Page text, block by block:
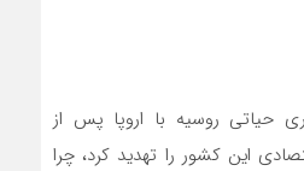
حیاتی روسیه با اروپا پس از
این کشور را تهدید کرد، چرا